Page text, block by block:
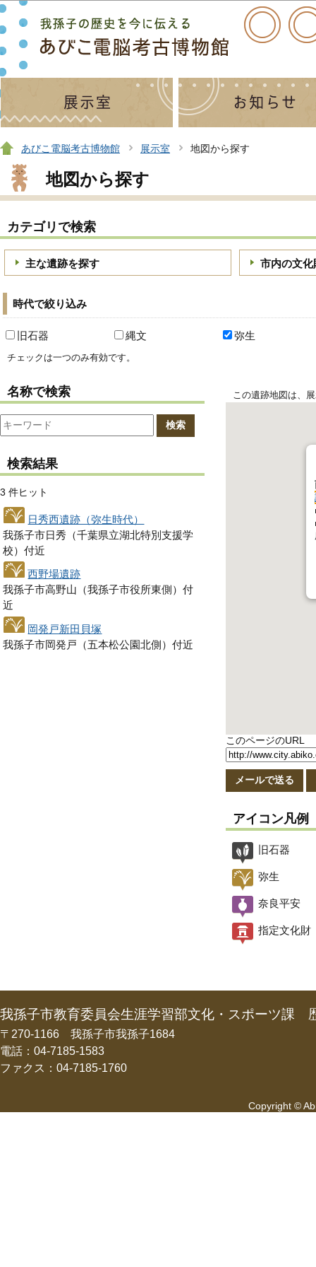
この
あびこ電脳考古博物館 展示室 地図から探す
地図から探す
カテゴリで検索
主な遺跡を探す 市内の文化
時代で絞り込み
旧石器 縄文 弥生
チェックは一つのみ有効です。
名称で検索
検索
検索結果
3 件ヒット
日秀西遺跡（弥生時代）
我孫子市日秀（千葉県立湖北特別支援学
校）付近
西野場遺跡
我孫子市高野山（我孫子市役所東側）付
近
岡発戸新田貝塚
我孫子市岡発戸（五本松公園北側）付近
この遺跡地図は、
このページのURL
メールで送る
アイコン凡例
旧石器
弥生
奈良平安
指定文化財
我孫子市教育委員会生涯学習部文化・スポーツ課
〒270-1166 我孫子市我孫子1684
電話：04-7185-1583
ファクス：04-7185-1760
Copyright ©